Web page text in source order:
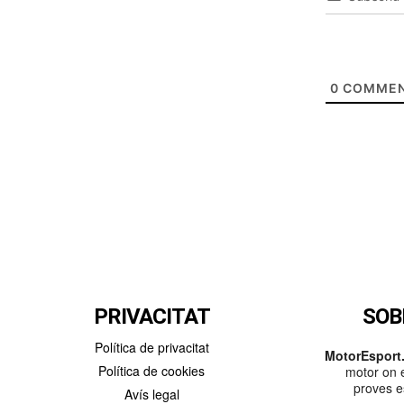
0
PRIVACITAT
Política de privacitat
Política de cookies
Avís legal
motor on
proves